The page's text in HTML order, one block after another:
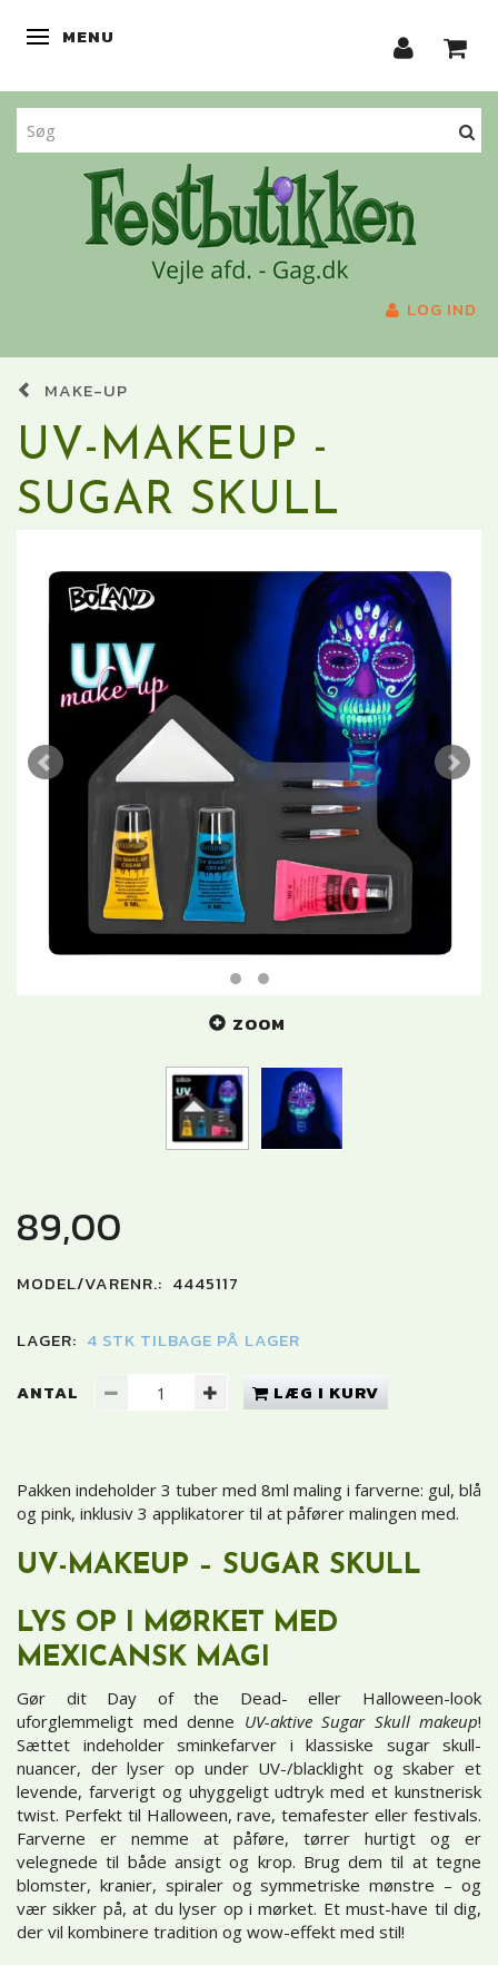
SKIFTE NAVIGATION
MENU
LOG IND
MAKE-UP
UV-MAKEUP -
SUGAR SKULL
ZOOM
89,00
MODEL/VARENR.: 4445117
LAGER: 4 STK TILBAGE PÅ LAGER
ANTAL LÆG I KURV
Pakken indeholder 3 tuber med 8ml maling i farverne: gul, blå
og pink, inklusiv 3 applikatorer til at påfører malingen med.
UV-MAKEUP – SUGAR SKULL
LYS OP I MØRKET MED
MEXICANSK MAGI
Gør dit Day of the Dead- eller Halloween-look
uforglemmeligt med denne UV-aktive Sugar Skull makeup!
Sættet indeholder sminkefarver i klassiske sugar skull-
nuancer, der lyser op under UV-/blacklight og skaber et
levende, farverigt og uhyggeligt udtryk med et kunstnerisk
twist. Perfekt til Halloween, rave, temafester eller festivals.
Farverne er nemme at påføre, tørrer hurtigt og er
velegnede til både ansigt og krop. Brug dem til at tegne
blomster, kranier, spiraler og symmetriske mønstre – og
vær sikker på, at du lyser op i mørket. Et must-have til dig,
der vil kombinere tradition og wow-effekt med stil!